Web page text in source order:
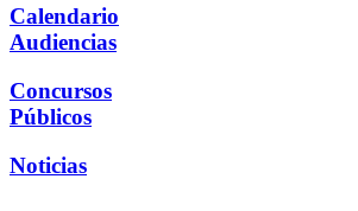
Calendario
Audiencias
Concursos
Públicos
Noticias